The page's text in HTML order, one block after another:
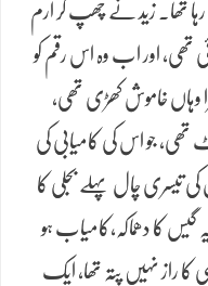
تھا۔ زید نے چھپ کر ارم
تھی، اور اب وہ اس رقم کو
وہاں خاموش کھڑی تھی،
جو اس کی کامیابی کی
تیسری چال پہلے بجلی کا
گیس کا دھماکہ،کامیاب ہو
کا راز نہیں پتہ تھا، ایک